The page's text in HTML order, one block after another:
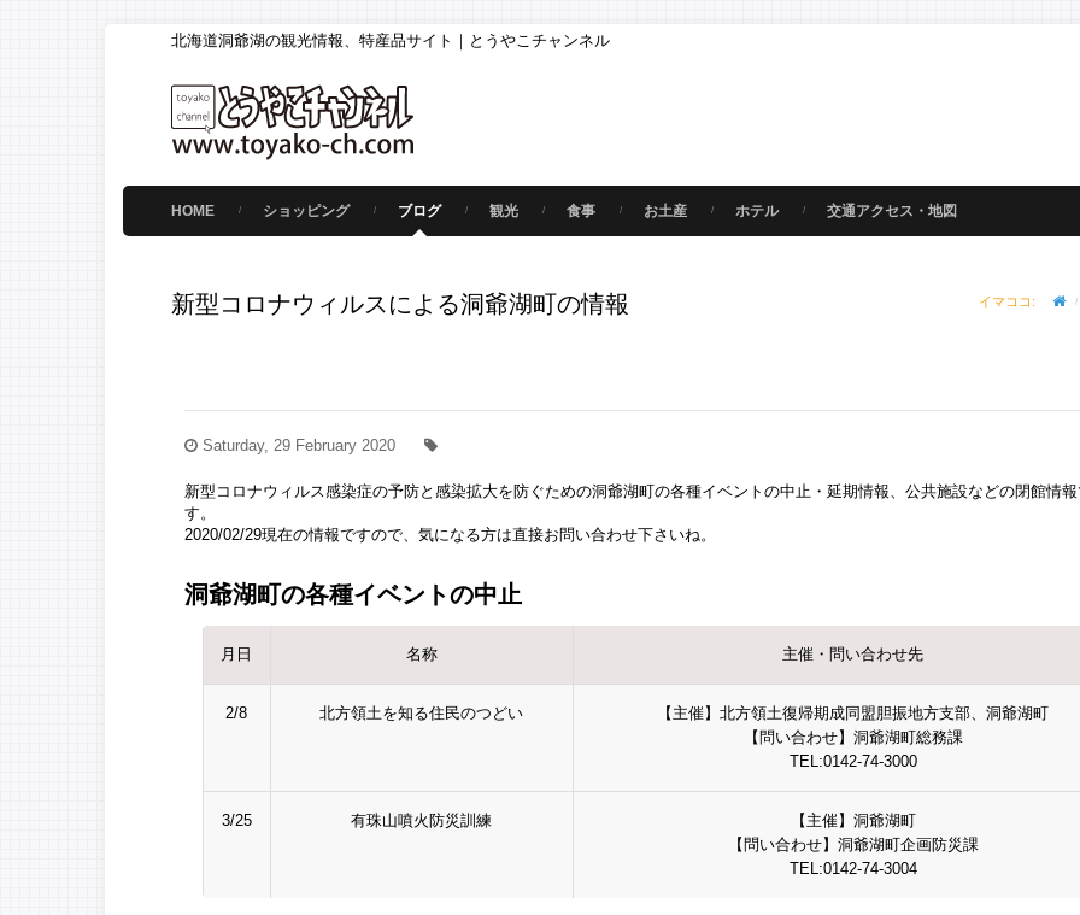
北海道洞爺湖の観光情報、特産品サイト｜とうやこチャンネル
HOME ショッピング ブログ 観光 食事 お土産 ホテル 交通アクセス・地図
新型コロナウィルスによる洞爺湖町の情報 イマココ:
Saturday, 29 February 2020
新型コロナウィルス感染症の予防と感染拡大を防ぐための洞爺湖町の各種イベントの中止・延期情報、公共施設などの閉館情報
す。
2020/02/29現在の情報ですので、気になる方は直接お問い合わせ下さいね。
洞爺湖町の各種イベントの中止
月日 名称 主催・問い合わせ先
2/8 北方領土を知る住民のつどい
【主催】北方領土復帰期成同盟胆振地方支部、洞爺湖町
【問い合わせ】洞爺湖町総務課
TEL:0142-74-3000
3/25 有珠山噴火防災訓練
【主催】洞爺湖町
【問い合わせ】洞爺湖町企画防災課
TEL:0142-74-3004